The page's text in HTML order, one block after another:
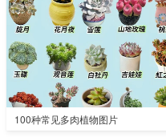
100种常见多肉植物图片